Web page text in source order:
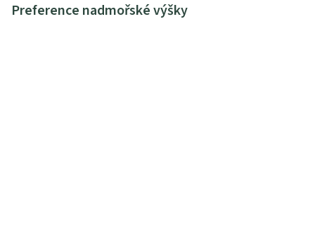
Preference nadmořské výšky